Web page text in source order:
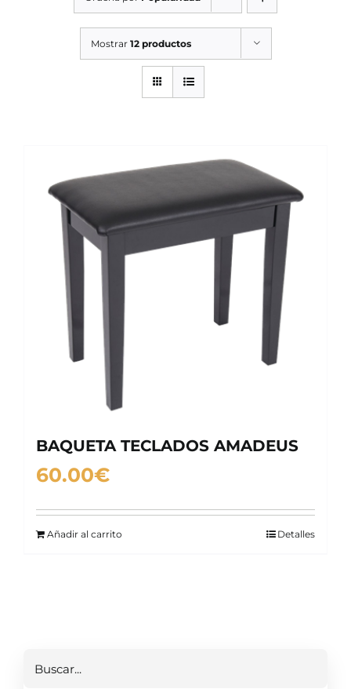
SERVICIOS TALLER
SERVICIOS TALLER
Mostrar 12 productos
BAQUETA TECLADOS AMADEUS
60.00€
Añadir al carrito Detalles